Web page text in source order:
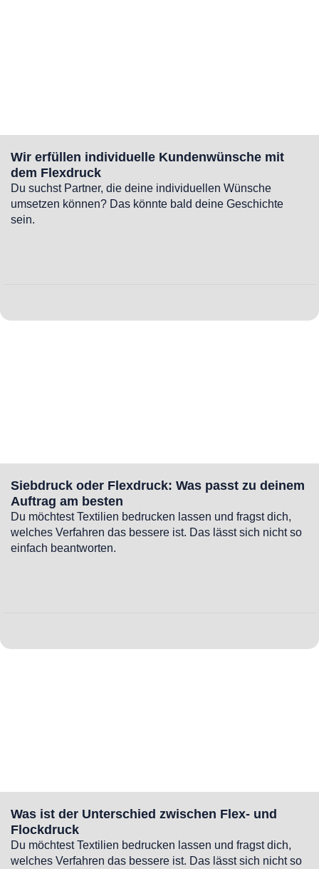
Wir erfüllen individuelle Kundenwünsche mit
dem Flexdruck
Du suchst Partner, die deine individuellen Wünsche
umsetzen können? Das könnte bald deine Geschichte
sein.
Siebdruck oder Flexdruck: Was passt zu deinem
Auftrag am besten
Du möchtest Textilien bedrucken lassen und fragst dich,
welches Verfahren das bessere ist. Das lässt sich nicht so
einfach beantworten.
Was ist der Unterschied zwischen Flex- und
Flockdruck
Du möchtest Textilien bedrucken lassen und fragst dich,
welches Verfahren das bessere ist. Das lässt sich nicht so